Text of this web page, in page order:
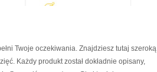
Twoje oczekiwania. Znajdziesz tutaj szeroką
Każdy produkt został dokładnie opisany,